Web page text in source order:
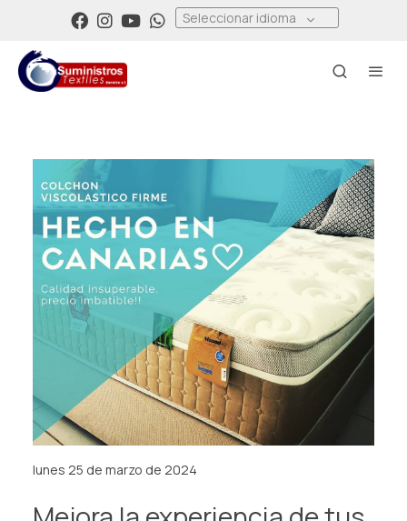
Seleccionar idioma
lunes 25 de marzo de 2024